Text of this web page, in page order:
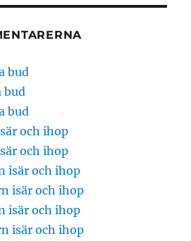
bud
bud
bud
och ihop
och ihop
isär och ihop
isär och ihop
isär och ihop
isär och ihop